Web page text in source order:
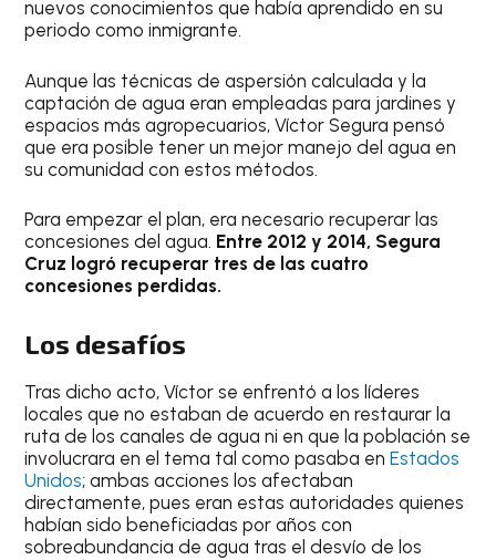
nuevos conocimientos que había aprendido en su
periodo como inmigrante.
Aunque las técnicas de aspersión calculada y la
captación de agua eran empleadas para jardines y
espacios más agropecuarios, Víctor Segura pensó
que era posible tener un mejor manejo del agua en
su comunidad con estos métodos.
Para empezar el plan, era necesario recuperar las
concesiones del agua. Entre 2012 y 2014, Segura
Cruz logró recuperar tres de las cuatro
concesiones perdidas.
Los desafíos
Tras dicho acto, Víctor se enfrentó a los líderes
locales que no estaban de acuerdo en restaurar la
ruta de los canales de agua ni en que la población se
involucrara en el tema tal como pasaba en Estados
Unidos; ambas acciones los afectaban
directamente, pues eran estas autoridades quienes
habían sido beneficiadas por años con
sobreabundancia de agua tras el desvío de los